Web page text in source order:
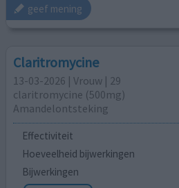
geef mening
Claritromycine
13-03-2026 | Vrouw | 29
claritromycine (500mg)
Amandelontsteking
Effectiviteit
Hoeveelheid bijwerkingen
Bijwerkingen